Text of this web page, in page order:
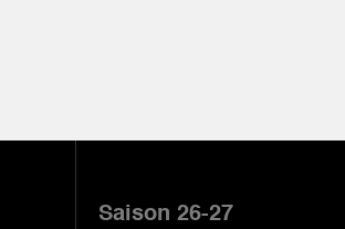
Saison 26-27